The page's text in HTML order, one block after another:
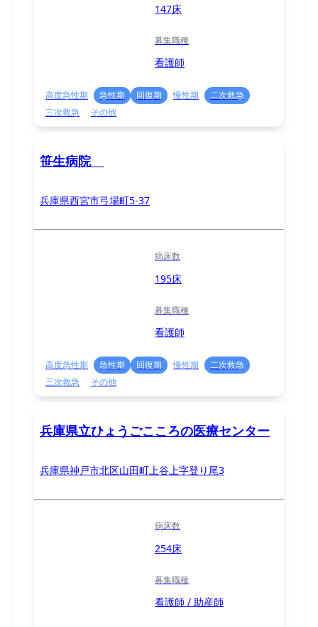
147床
募集職種
看護師
高度急性期 急性期 回復期 慢性期
二次救急
三次救急
その他
笹生病院
兵庫県西宮市弓場町5-37
病床数
195床
募集職種
看護師
高度急性期 急性期 回復期 慢性期
二次救急
三次救急
その他
兵庫県立ひょうごこころの医療センター
兵庫県神戸市北区山田町上谷上字登り尾3
病床数
254床
募集職種
看護師 / 助産師